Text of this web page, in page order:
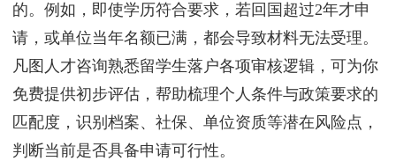
的。例如，即使学历符合要求，若回国超过2年才申
请，或单位当年名额已满，都会导致材料无法受理。
凡图人才咨询熟悉留学生落户各项审核逻辑，可为你
免费提供初步评估，帮助梳理个人条件与政策要求的
匹配度，识别档案、社保、单位资质等潜在风险点，
判断当前是否具备申请可行性。